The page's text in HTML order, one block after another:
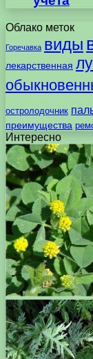
Облако меток
Горечавка виды
лекарственная
остролодочник
преимущества
Интересно